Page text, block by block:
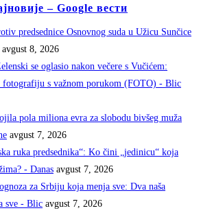
– Google вести
predsednice Osnovnog suda u Užicu Sunčice
avgust 8, 2026
se oglasio nakon večere s Vučićem:
fotografiju s važnom porukom (FOTO) - Blic
pola miliona evra za slobodu bivšeg muža
avgust 7, 2026
ruka predsednika“: Ko čini „jedinicu“ koja
- Danas avgust 7, 2026
za Srbiju koja menja sve: Dva naša
sve - Blic avgust 7, 2026